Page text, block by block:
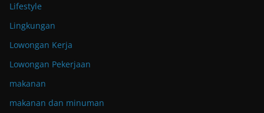
Lifestyle
Lingkungan
Lowongan Kerja
Lowongan Pekerjaan
makanan
makanan dan minuman